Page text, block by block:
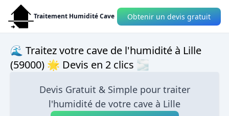
Traitement Humidité Cave Obtenir un devis gratuit
🌊 Traitez votre cave de l'humidité à Lille
(59000) 🌟 Devis en 2 clics 🌫
Devis Gratuit & Simple pour traiter
l'humidité de votre cave à Lille